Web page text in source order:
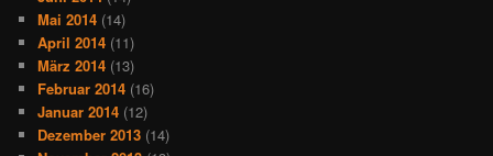
Mai 2014 (14)
April 2014 (11)
März 2014 (13)
Februar 2014 (16)
Januar 2014 (12)
Dezember 2013 (14)